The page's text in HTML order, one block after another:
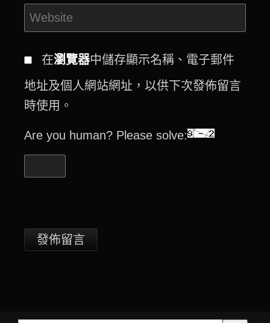
在瀏覽器中儲存顯示名稱、電子郵件
地址及個人網站網址，以供下次發佈留言
時使用。
Are you human? Please solve: